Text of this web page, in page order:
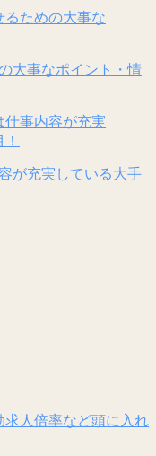
大事なポイント・情
が充実している大手
人倍率など頭に入れ